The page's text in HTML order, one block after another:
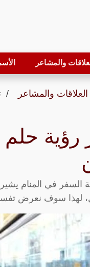
والمشاعر
العلاقات والمشاعر
رؤية حلم
السفر في المنام
لهذا سوف نعرض